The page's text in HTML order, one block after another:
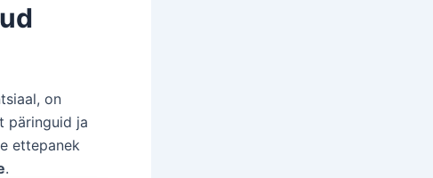
on
päringuid ja
ettepanek
.